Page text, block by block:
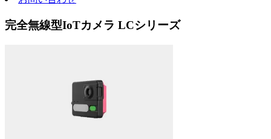
完全無線型IoTカメラ LCシリーズ